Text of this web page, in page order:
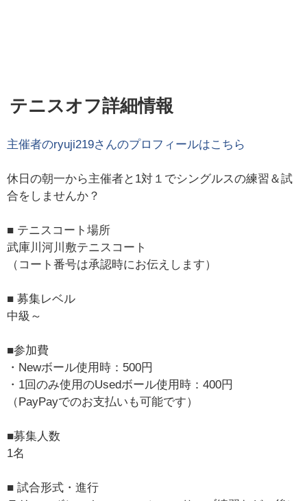
テニスオフ詳細情報
主催者のryuji219さんのプロフィールはこちら
休日の朝一から主催者と1対１でシングルスの練習＆試
合をしませんか？
■ テニスコート場所
武庫川河川敷テニスコート
（コート番号は承認時にお伝えします）
■ 募集レベル
中級～
■参加費
・Newボール使用時：500円
・1回のみ使用のUsedボール使用時：400円
（PayPayでのお支払いも可能です）
■募集人数
1名
■ 試合形式・進行